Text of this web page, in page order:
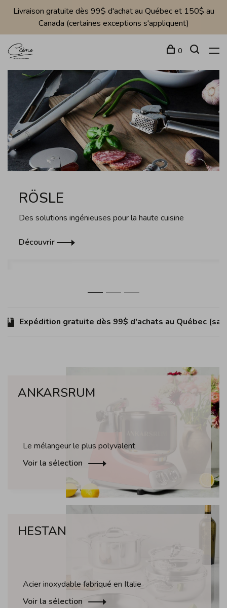
Livraison gratuite dès 99$ d'achat au Québec et 150$ au
Canada (certaines exceptions s'appliquent)
0
RÖSLE
Des solutions ingénieuses pour la haute cuisine
Découvrir
Expédition gratuite dès 99$ d'achats au Québec (sauf
ANKARSRUM
Le mélangeur le plus polyvalent
Voir la sélection
HESTAN
Acier inoxydable fabriqué en Italie
Voir la sélection